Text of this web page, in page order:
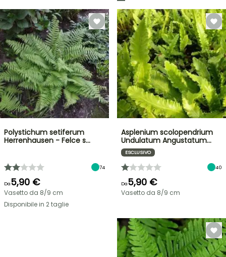
Polystichum setiferum
Herrenhausen - Felce s…
74
Da5,90 €
Vasetto da 8/9 cm
Disponibile in 2 taglie
Asplenium scolopendrium
Undulatum Angustatum…
ESCLUSIVO
40
Da5,90 €
Vasetto da 8/9 cm